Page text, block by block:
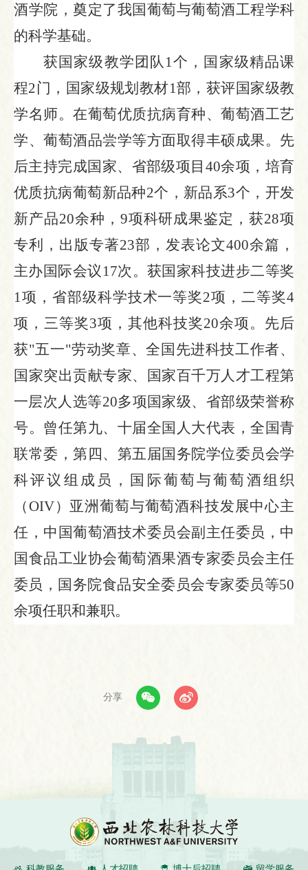
酒学院，奠定了我国葡萄与葡萄酒工程学科
的科学基础。
获国家级教学团队 1个，国家级精品课
程2门，国家级规划教材1部，获评国家级教
学名师。在葡萄优质抗病育种、葡萄酒工艺
学、葡萄酒品尝学等方面取得丰硕成果。先
后主持完成国家、省部级项目40余项，培育
优质抗病葡萄新品种2个，新品系3个，开发
新产品20余种，9项科研成果鉴定，获28项
专利，出版专著23部，发表论文400余篇，
主办国际会议17次。获国家科技进步二等奖
1项，省部级科学技术一等奖2项，二等奖4
项，三等奖3项，其他科技奖20余项。先后
获"五一"劳动奖章、全国先进科技工作者、
国家突出贡献专家、国家百千万人才工程第
一层次人选等20多项国家级、省部级荣誉称
号。曾任第九、十届全国人大代表，全国青
联常委，第四、第五届国务院学位委员会学
科评议组成员，国际葡萄与葡萄酒组织
（OIV）亚洲葡萄与葡萄酒科技发展中心主
任，中国葡萄酒技术委员会副主任委员，中
国食品工业协会葡萄酒果酒专家委员会主任
委员，国务院食品安全委员会专家委员等50
余项任职和兼职。
分享